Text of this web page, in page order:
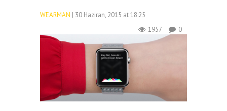
WEARMAN | 30 Haziran, 2015 at 18:25
1957
0